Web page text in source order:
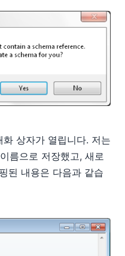
상자가 열립니다. 저는
름으로 저장했고, 새로
된 내용은 다음과 같습